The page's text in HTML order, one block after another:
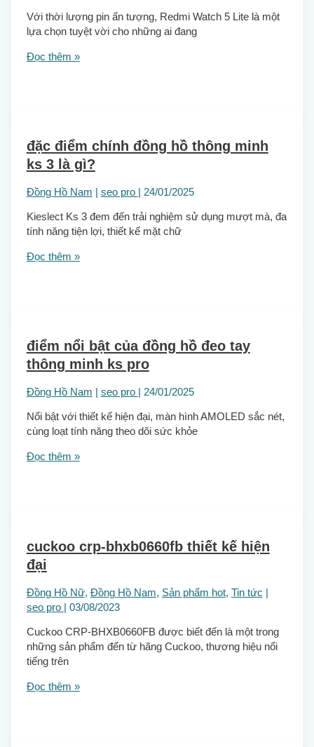
Với thời lượng pin ấn tượng, Redmi Watch 5 Lite là một
lựa chọn tuyệt vời cho những ai đang
Đọc thêm »
đặc điểm chính đồng hồ thông minh
ks 3 là gì?
Đồng Hồ Nam | seo pro | 24/01/2025
Kieslect Ks 3 đem đến trải nghiệm sử dụng mượt mà, đa
tính năng tiện lợi, thiết kế mặt chữ
Đọc thêm »
điểm nổi bật của đồng hồ đeo tay
thông minh ks pro
Đồng Hồ Nam seo pro 24/01/2025
Nổi bật với thiết kế hiện đại, màn hình AMOLED sắc nét,
cùng loạt tính năng theo dõi sức khỏe
Đọc thêm »
cuckoo crp-bhxb0660fb thiết kế hiện
đại
Đồng Hồ Nữ, Đồng Hồ Nam, Sản phẩm hot, Tin tức |
seo pro | 03/08/2023
Cuckoo CRP-BHXB0660FB được biết đến là một trong
những sản phẩm đến từ hãng Cuckoo, thương hiệu nổi
tiếng trên
Đọc thêm »